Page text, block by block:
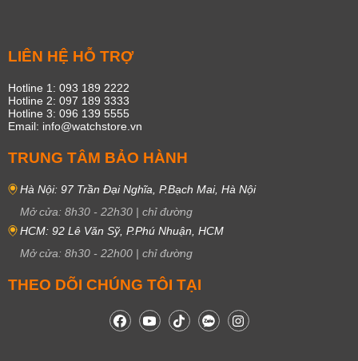
LIÊN HỆ HỖ TRỢ
Hotline 1: 093 189 2222
Hotline 2: 097 189 3333
Hotline 3: 096 139 5555
Email: info@watchstore.vn
TRUNG TÂM BẢO HÀNH
Hà Nội: 97 Trần Đại Nghĩa, P.Bạch Mai, Hà Nội
Mở cửa: 8h30 - 22h30 | chỉ đường
HCM: 92 Lê Văn Sỹ, P.Phú Nhuận, HCM
Mở cửa: 8h30 - 22h00 | chỉ đường
THEO DÕI CHÚNG TÔI TẠI